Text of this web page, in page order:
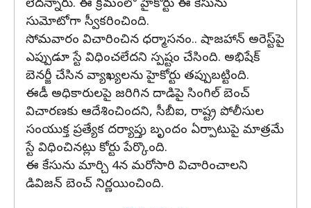
లేదన్నారు. ఈ క్రమంలో హైకోర్టు ఈ కేసును
సుమోటోగా స్వీకరించింది.
సోమవారం విచారించిన ధర్మాసనం.. షాజహాన్ అరెస్ట్‌పై
ఎప్పుడూ స్టే విధించలేదని స్పష్టం చేసింది. అభిషేక్
బెనర్జీ చేసిన వ్యాఖ్యలను హైకోర్టు తప్పుబట్టింది.
ఈడీ అధికారులపై జరిగిన దాడిపై సింగిల్‌ బెంచ్‌
విచారణకు ఆదేశించిందని, సీబీఐ, రాష్ట్ర పోలీసుల
సంయుక్త ప్రత్యేక దర్యాప్తు బృందం ఏర్పాటుపై మాత్రమే
స్టే విధించినట్లు కోర్టు పేర్కొంది.
ఈ కేసును మార్చి 4న మరోసారి విచారించాలని
డివిజన్ బెంచ్ నిర్ణయించింది.